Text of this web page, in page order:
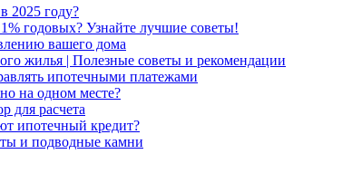
2025 году?
годовых? Узнайте лучшие советы!
вашего дома
жилья | Полезные советы и рекомендации
ипотечными платежами
на одном месте?
для расчета
ипотечный кредит?
и подводные камни